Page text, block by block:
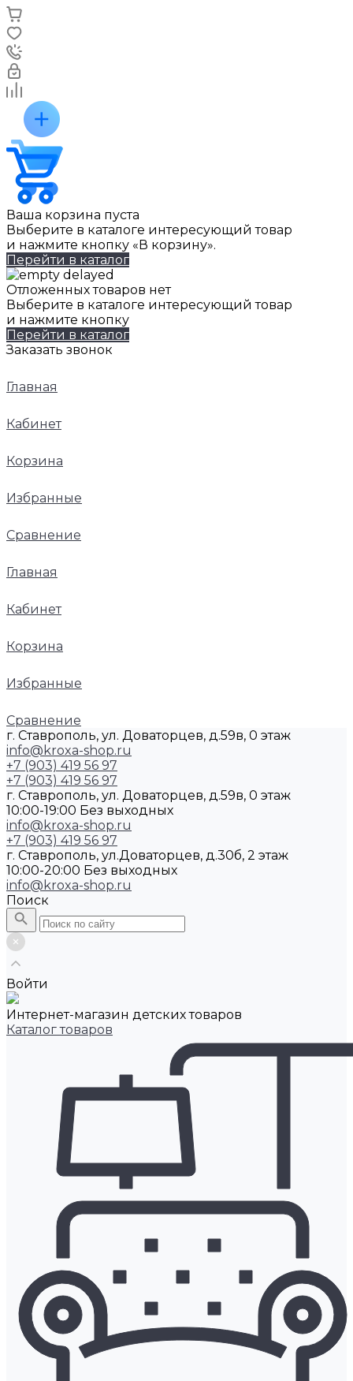
Ваша корзина пуста
Выберите в каталоге интересующий товар
и нажмите кнопку «В корзину».
Перейти в каталог
Отложенных товаров нет
Выберите в каталоге интересующий товар
и нажмите кнопку
Перейти в каталог
Заказать звонок
Главная
Кабинет
Корзина
Избранные
Сравнение
Главная
Кабинет
Корзина
Избранные
Сравнение
г. Ставрополь, ул. Доваторцев, д.59в, 0 этаж
info@kroxa-shop.ru
+7 (903) 419 56 97
+7 (903) 419 56 97
г. Ставрополь, ул. Доваторцев, д.59в, 0 этаж
10:00-19:00 Без выходных
info@kroxa-shop.ru
+7 (903) 419 56 97
г. Ставрополь, ул.Доваторцев, д.30б, 2 этаж
10:00-20:00 Без выходных
info@kroxa-shop.ru
Поиск
Войти
Интернет-магазин детских товаров
Каталог товаров